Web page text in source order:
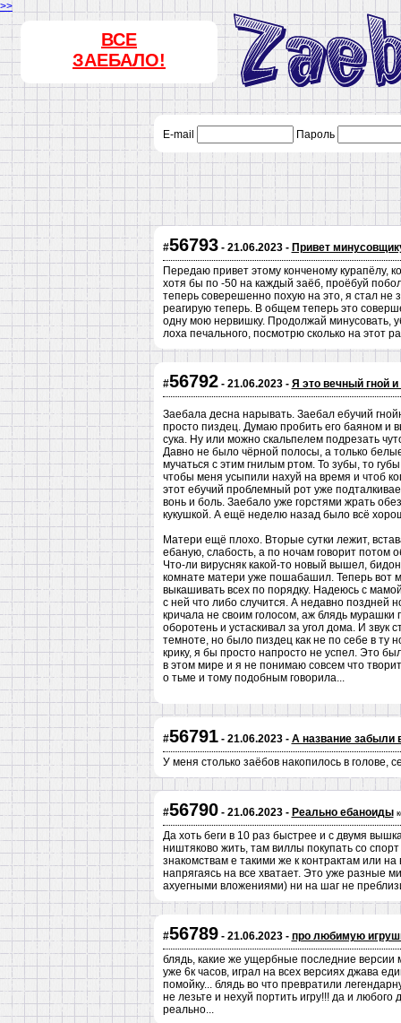
>>
ВСЕ
ЗАЕБАЛО!
E-mail Пароль
#56793- 21.06.2023 - Привет
Передаю привет этому конченому курапёлу,
хотя бы по -50 на каждый заёб, проёбуй
теперь соверешенно похую на это, я стал не
реагирую теперь. В общем теперь это
одну мою нервишку. Продолжай минусовать,
лоха печального, посмотрю сколько на этот
#56792- 21.06.2023 - Я это вечный гной и
Заебала десна нарывать. Заебал ебучий
просто пиздец. Думаю пробить его баяном и
сука. Ну или можно скальпелем подрезать
Давно не было чёрной полосы, а только
мучаться с этим гнилым ртом. То зубы, то
чтобы меня усыпили нахуй на время и чтоб
этот ебучий проблемный рот уже
вонь и боль. Заебало уже горстями жрать
кукушкой. А ещё неделю назад было всё
Матери ещё плохо. Вторые сутки лежит,
ебаную, слабость, а по ночам говорит потом
Что-ли вирусняк какой-то новый вышел,
комнате матери уже пошабашил. Теперь вот
выкашивать всех по порядку. Надеюсь с
с ней что либо случится. А недавно поздней
кричала не своим голосом, аж блядь мурашки
оборотень и устаскивал за угол дома. И звук
темноте, но было пиздец как не по себе в ту
крику, я бы просто напросто не успел. Это
в этом мире и я не понимаю совсем что
о тьме и тому подобным говорила...
#56791- 21.06.2023 - А название забыли
У меня столько заёбов накопилось в голове,
#56790- 21.06.2023 - Реально ебаноиды
Да хоть беги в 10 раз быстрее и с двумя
ништяково жить, там виллы покупать со
знакомствам е такими же к контрактам или
напрягаясь на все хватает. Это уже разные
ахуегными вложениями) ни на шаг не
#56789- 21.06.2023 - про любимую
блядь, какие же ущербные последние версии
уже 6к часов, играл на всех версиях джава
помойку... блядь во что превратили
не лезьте и нехуй портить игру!!! да и
реально...